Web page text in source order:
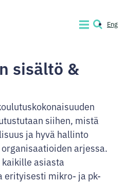
VALIKKOHAKUEng
sisältö &
siihen, mistä
ja hyvä hallinto
arjessa.
kaikille asiasta
erityisesti mikro- ja pk-